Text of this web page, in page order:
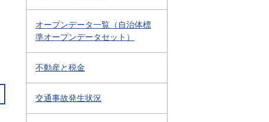
オープンデータ一覧（自治体標
準オープンデータセット）
不動産と税金
交通事故発生状況